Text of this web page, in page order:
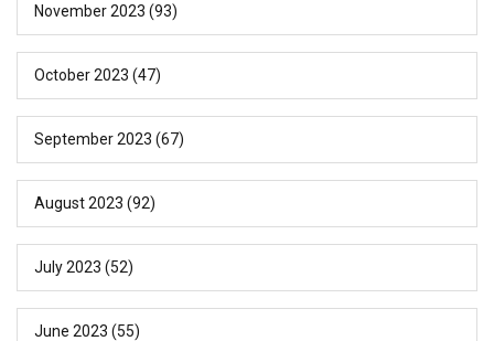
November 2023 (93)
October 2023 (47)
September 2023 (67)
August 2023 (92)
July 2023 (52)
June 2023 (55)